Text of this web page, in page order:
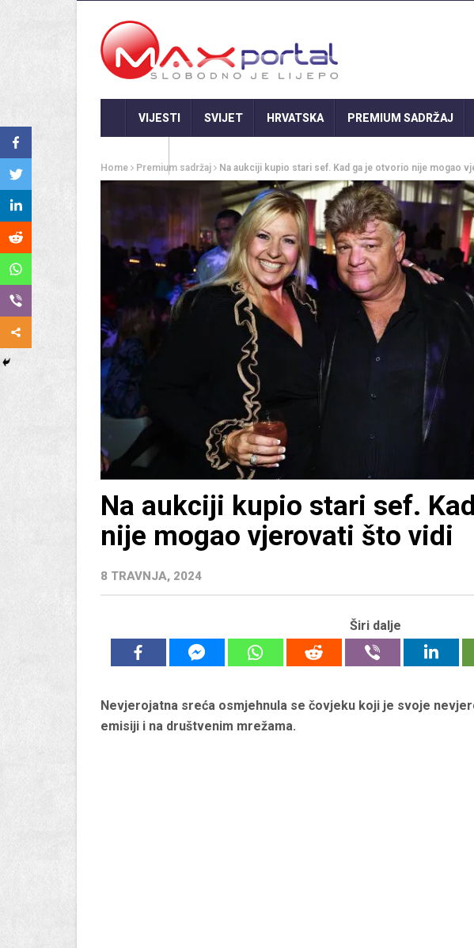
VIJESTI SVIJET HRVATSKA PREMIUM SADRŽAJ
Home Premium sadržaj Na aukciji kupio stari sef. Kad ga je otvorio nije mogao
Na aukciji kupio stari sef.
nije mogao vjerovati što vidi
8 TRAVNJA, 2024
Širi dalje
Nevjerojatna sreća osmjehnula se čovjeku koji je svoje
emisiji i na društvenim mrežama.